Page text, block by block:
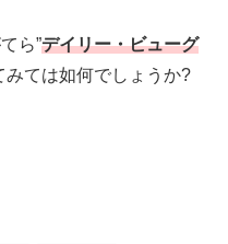
ら”デイリー・ビューグ
みては如何でしょうか?